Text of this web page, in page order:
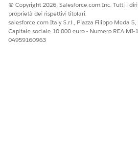
© Copyright 2026, Salesforce.com Inc. Tutti i
proprietà dei rispettivi titolari.
salesforce.com Italy S.r.l., Piazza Filippo Meda
Capitale sociale 10.000 euro - Numero REA MI-
04959160963